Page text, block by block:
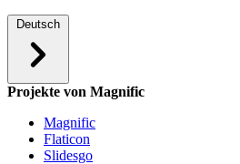
Deutsch
Projekte von Magnific
Magnific
Flaticon
Slidesgo